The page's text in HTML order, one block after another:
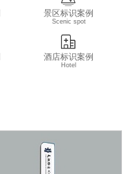
景区标识案例
Scenic spot
酒店标识案例
Hotel